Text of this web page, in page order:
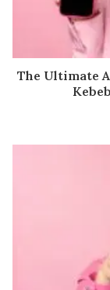
The Ultimate